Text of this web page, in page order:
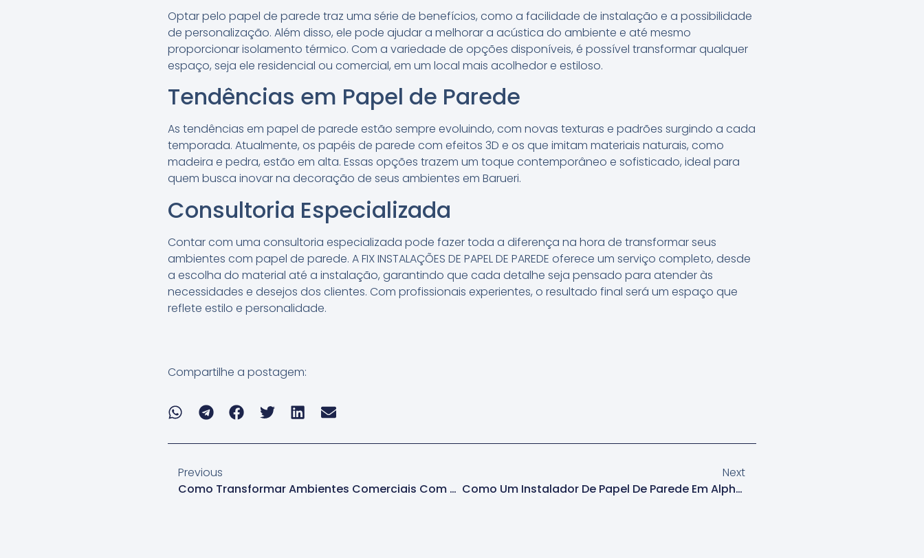
Optar pelo papel de parede traz uma série de benefícios, como a facilidade de instalação e a possibilidade
de personalização. Além disso, ele pode ajudar a melhorar a acústica do ambiente e até mesmo
proporcionar isolamento térmico. Com a variedade de opções disponíveis, é possível transformar qualquer
espaço, seja ele residencial ou comercial, em um local mais acolhedor e estiloso.
Tendências em Papel de Parede
As tendências em papel de parede estão sempre evoluindo, com novas texturas e padrões surgindo a cada
temporada. Atualmente, os papéis de parede com efeitos 3D e os que imitam materiais naturais, como
madeira e pedra, estão em alta. Essas opções trazem um toque contemporâneo e sofisticado, ideal para
quem busca inovar na decoração de seus ambientes em Barueri.
Consultoria Especializada
Contar com uma consultoria especializada pode fazer toda a diferença na hora de transformar seus
ambientes com papel de parede. A FIX INSTALAÇÕES DE PAPEL DE PAREDE oferece um serviço completo, desde
a escolha do material até a instalação, garantindo que cada detalhe seja pensado para atender às
necessidades e desejos dos clientes. Com profissionais experientes, o resultado final será um espaço que
reflete estilo e personalidade.
Compartilhe a postagem:
Previous
Como Transformar Ambientes Comerciais Com Papel De Parede Em Barueri
Next
Como Um Instalador De Papel De Parede Em Alphaville Pode Ajudar Em Reformas De Grande Escala